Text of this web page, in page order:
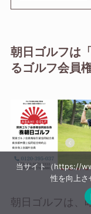
朝日ゴルフは
るゴルフ会員
朝日ゴルフは、
当サイト（https://
性を向上さ